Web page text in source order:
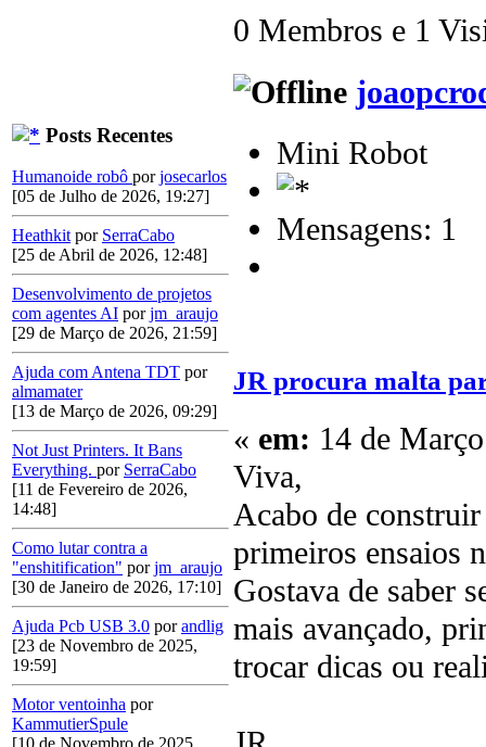
Posts Recentes
Humanoide robô porjosecarlos
[05 de Julho de 2026, 19:27]
Heathkit por SerraCabo
[25 de Abril de 2026, 12:48]
Desenvolvimento de projetos
com agentes AI porjm_araujo
[29 de Março de 2026, 21:59]
Ajuda com Antena TDT por
almamater
[13 de Março de 2026, 09:29]
Not Just Printers. It Bans
Everything. por SerraCabo
[11 de Fevereiro de 2026,
14:48]
Como lutar contra a
"enshitification" porjm_araujo
[30 de Janeiro de 2026, 17:10]
Ajuda Pcb USB 3.0 porandlig
[23 de Novembro de 2025,
19:59]
Motor ventoinha por
KammutierSpule
0 Membros e 1
Mini Robot
Mensagens: 1
JR procura malta
« em: 14 de
Viva,
Acabo de
primeiros ensaios
Gostava de saber
mais avançado,
trocar dicas ou